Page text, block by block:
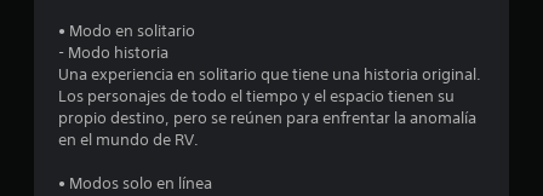
r
e
• Modo en solitario
- Modo historia
Una experiencia en solitario que tiene una historia original.
Los personajes de todo el tiempo y el espacio tienen su
propio destino, pero se reúnen para enfrentar la anomalía
en el mundo de RV.
• Modos solo en línea